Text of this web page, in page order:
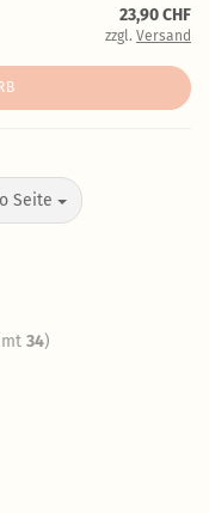
23,90 CHF
zzgl. Versand
Seite
34)